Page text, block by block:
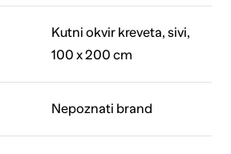
Kutni okvir kreveta, sivi,
100 x 200 cm
Nepoznati brand